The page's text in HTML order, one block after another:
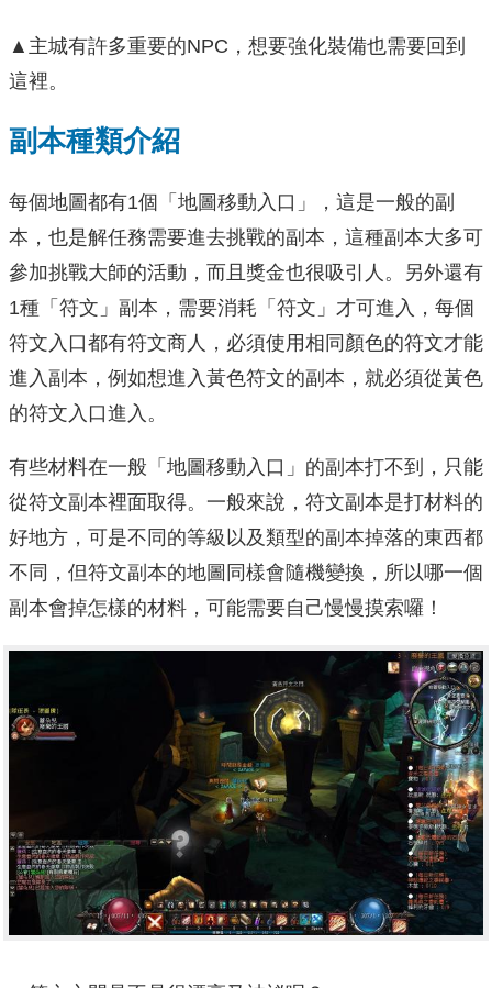
▲主城有許多重要的NPC，想要強化裝備也需要回到
這裡。
副本種類介紹
每個地圖都有1個「地圖移動入口」，這是一般的副
本，也是解任務需要進去挑戰的副本，這種副本大多可
參加挑戰大師的活動，而且獎金也很吸引人。另外還有
1種「符文」副本，需要消耗「符文」才可進入，每個
符文入口都有符文商人，必須使用相同顏色的符文才能
進入副本，例如想進入黃色符文的副本，就必須從黃色
的符文入口進入。
有些材料在一般「地圖移動入口」的副本打不到，只能
從符文副本裡面取得。一般來說，符文副本是打材料的
好地方，可是不同的等級以及類型的副本掉落的東西都
不同，但符文副本的地圖同樣會隨機變換，所以哪一個
副本會掉怎樣的材料，可能需要自己慢慢摸索囉！